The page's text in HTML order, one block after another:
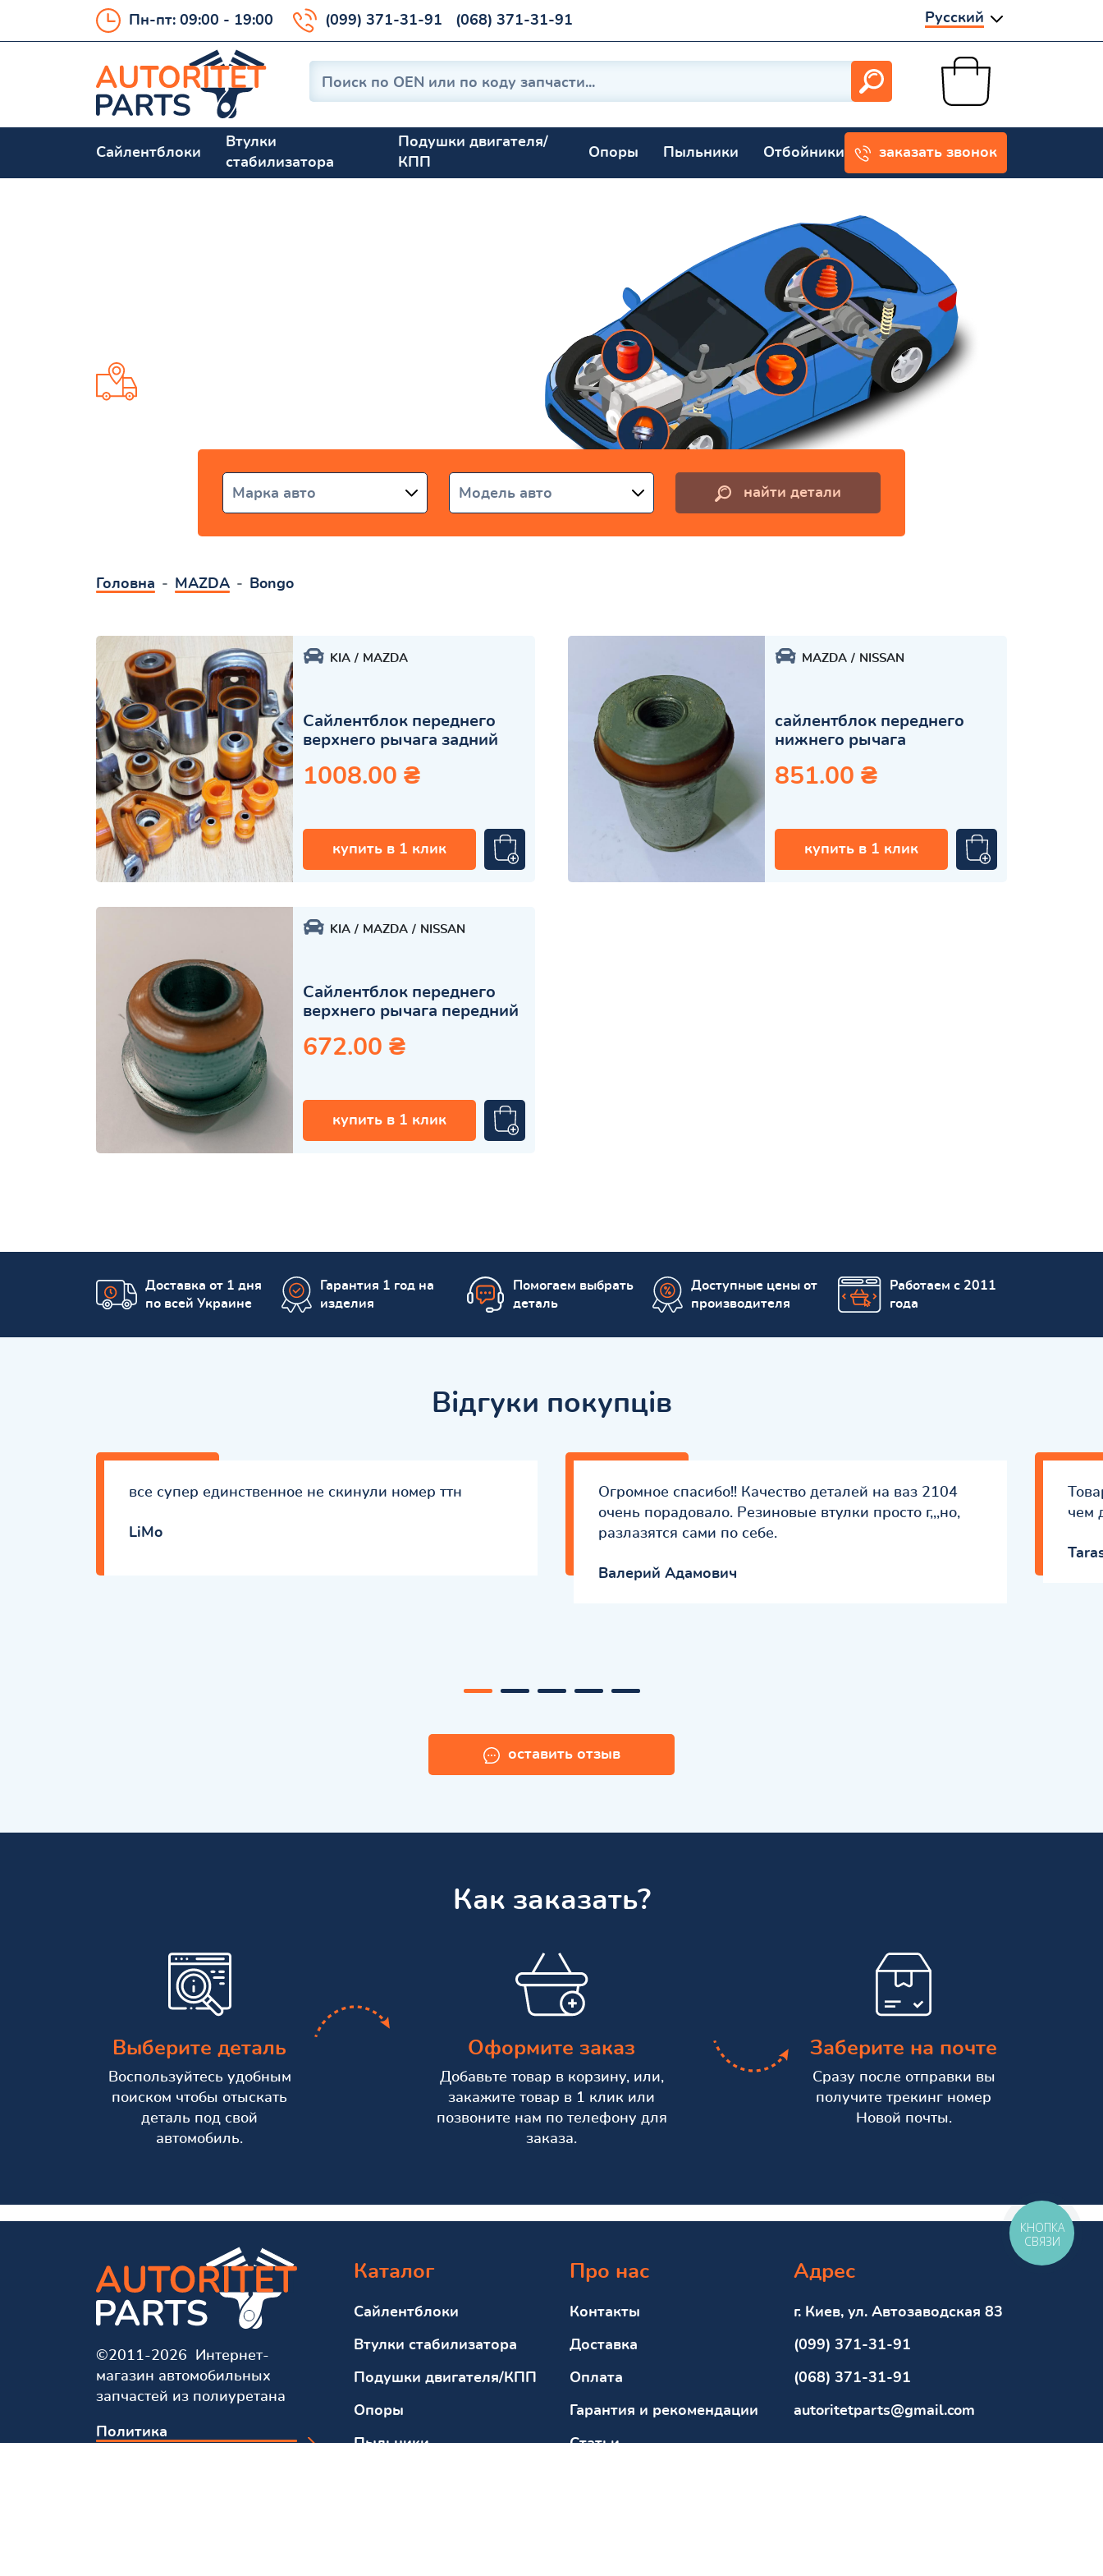
Пн-пт: 09:00 - 19:00 (099) 371-31-91 (068) 371-31-91 Русский
Сайлентблоки
Втулки
стабилизатора
Подушки двигателя/
КПП
Опоры Пыльники Отбойники заказать звонок
Марка авто Модель авто найти детали
Головна MAZDA Bongo
KIA MAZDA
Сайлентблок переднего
верхнего рычага задний
1008.00 ₴
купить в 1 клик
MAZDA NISSAN
сайлентблок переднего
нижнего рычага
851.00 ₴
купить в 1 клик
KIA MAZDA NISSAN
Сайлентблок переднего
верхнего рычага передний
672.00 ₴
купить в 1 клик
Доставка от 1 дня
по всей Украине
Гарантия 1 год на
изделия
Помогаем выбрать
деталь
Доступные цены от
производителя
Работаем с 2011
года
Відгуки покупців
все супер единственное не скинули номер ттн
LiMo
Огромное спасибо!! Качество деталей на ваз 2104
очень порадовало. Резиновые втулки просто г,,,но,
разлазятся сами по себе.
Валерий Адамович
чем
оставить отзыв
Как заказать?
Выберите деталь
Воспользуйтесь удобным
поиском чтобы отыскать
деталь под свой
автомобиль.
Оформите заказ
Добавьте товар в корзину, или,
закажите товар в 1 клик или
позвоните нам по телефону для
заказа.
Заберите на почте
Сразу после отправки вы
получите трекинг номер
Новой почты.
©2011-2026 Интернет-
магазин автомобильных
запчастей из полиуретана
Политика
Каталог
Сайлентблоки
Втулки стабилизатора
Подушки двигателя/КПП
Опоры
Пыльники
Про нас
Контакты
Доставка
Оплата
Гарантия и рекомендации
Статьи
Адрес
г. Киев, ул. Автозаводская 83
(099) 371-31-91
(068) 371-31-91
autoritetparts@gmail.com
КНОПКА
СВЯЗИ